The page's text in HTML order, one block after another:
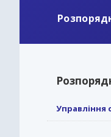
Управління